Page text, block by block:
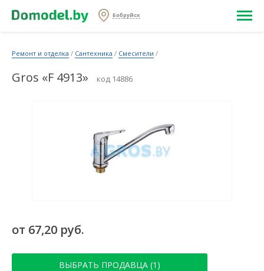
Бобруйск
Ремонт и отделка / Сантехника / Смесители /
Gros «F 4913» код 14886
от 67,20 руб.
ВЫБРАТЬ ПРОДАВЦА (1)